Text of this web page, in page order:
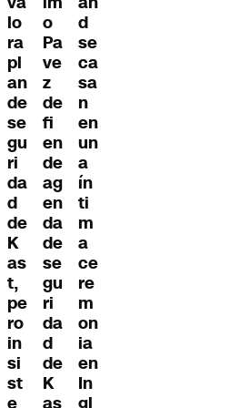
lo
ra
pl
an
de
se
gu
ri
da
d
de
K
as
t,
pe
ro
in
si
st
e
o
Pa
ve
z
de
fi
en
de
ag
en
da
de
se
gu
ri
da
d
de
K
as
d
se
ca
sa
n
en
un
a
ín
ti
m
a
ce
re
m
on
ia
en
In
gl